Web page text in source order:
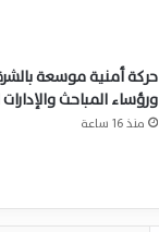
حركة أمنية موسعة
ورؤساء المباحث والإدارات
منذ 16 ساعة